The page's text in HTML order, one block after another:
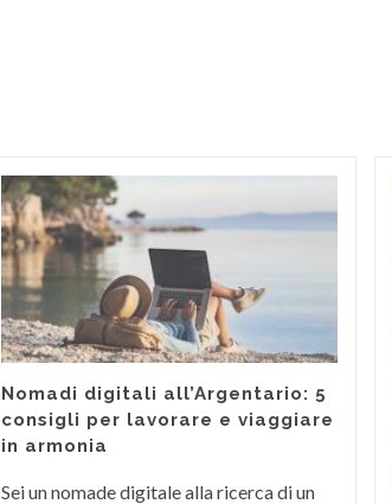
Nomadi digitali all’Argentario: 5
consigli per lavorare e viaggiare
in armonia
Sei un nomade digitale alla ricerca di un